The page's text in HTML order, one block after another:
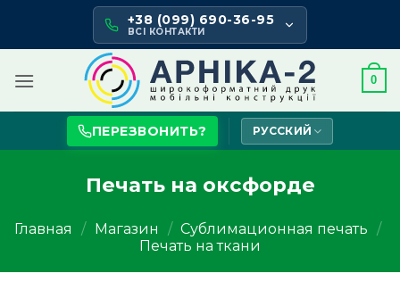
content
+38 (099) 690-36-95
ВСІ КОНТАКТИ
0
ПЕРЕЗВОНИТЬ? РУССКИЙ
Печать на оксфорде
Главная / Магазин / Сублимационная печать /
Печать на ткани